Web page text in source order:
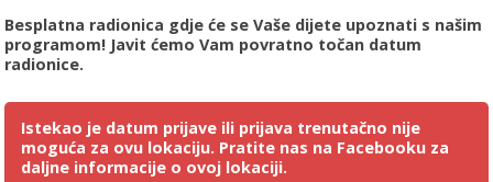
Besplatna radionica gdje će se Vaše dijete upoznati s našim
programom! Javit ćemo Vam povratno točan datum
radionice.
Istekao je datum prijave ili prijava trenutačno nije
moguća za ovu lokaciju. Pratite nas na Facebooku za
daljne informacije o ovoj lokaciji.